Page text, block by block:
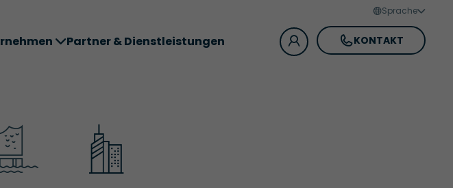
Sprache
KONTAKT
Partner & Dienstleistungen